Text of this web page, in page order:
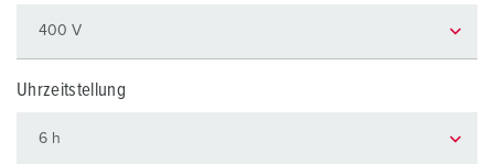
Uhrzeitstellung